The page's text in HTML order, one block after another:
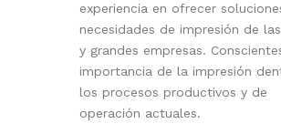
experiencia en ofrecer
necesidades de impresión de
y grandes empresas.
importancia de la impresión
los procesos productivos y de
operación actuales.